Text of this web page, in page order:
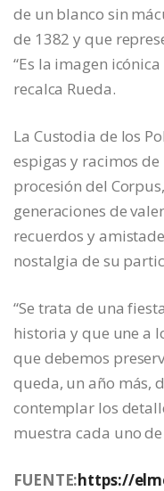
de un blanco sin
de 1382 y que
“Es la imagen
recalca Rueda.
La Custodia de los
espigas y racimos
procesión del
generaciones de
recuerdos y
nostalgia de su
“Se trata de una
historia y que une a
que debemos
queda, un año más,
contemplar los
muestra cada uno
FUENTE:https://